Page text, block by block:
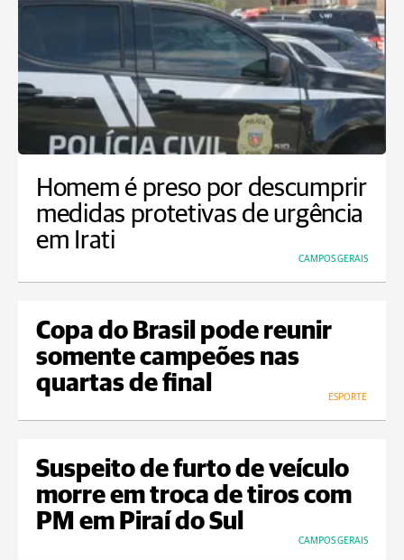
Homem é preso por descumprir
medidas protetivas de urgência
em Irati
CAMPOS GERAIS
Copa do Brasil pode reunir
somente campeões nas
quartas de final
ESPORTE
Suspeito de furto de veículo
morre em troca de tiros com
PM em Piraí do Sul
CAMPOS GERAIS